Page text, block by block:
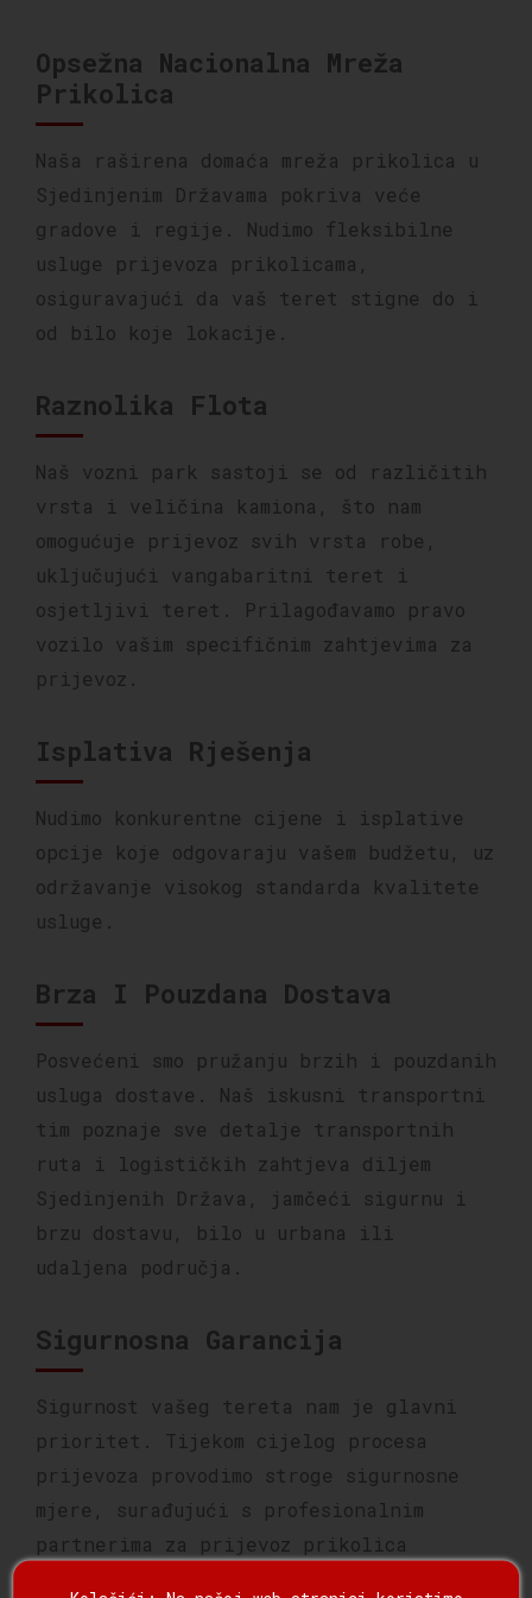
Opsežna Nacionalna Mreža
Prikolica
Naša raširena domaća mreža prikolica u
Sjedinjenim Državama pokriva veće
gradove i regije. Nudimo fleksibilne
usluge prijevoza prikolicama,
osiguravajući da vaš teret stigne do i
od bilo koje lokacije.
Raznolika Flota
Naš vozni park sastoji se od različitih
vrsta i veličina kamiona, što nam
omogućuje prijevoz svih vrsta robe,
uključujući vangabaritni teret i
osjetljivi teret. Prilagođavamo pravo
vozilo vašim specifičnim zahtjevima za
prijevoz.
Isplativa Rješenja
Nudimo konkurentne cijene i isplative
opcije koje odgovaraju vašem budžetu, uz
održavanje visokog standarda kvalitete
usluge.
Brza I Pouzdana Dostava
Posvećeni smo pružanju brzih i pouzdanih
usluga dostave. Naš iskusni transportni
tim poznaje sve detalje transportnih
ruta i logističkih zahtjeva diljem
Sjedinjenih Država, jamčeći sigurnu i
brzu dostavu, bilo u urbana ili
udaljena područja.
Sigurnosna Garancija
Sigurnost vašeg tereta nam je glavni
prioritet. Tijekom cijelog procesa
prijevoza provodimo stroge sigurnosne
mjere, surađujući s profesionalnim
partnerima za prijevoz prikolica